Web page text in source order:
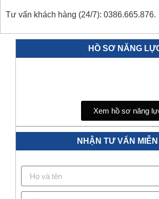
Tư vấn khách hàng (24/7): 0386.665.876.
HỒ SƠ NĂNG
Xem hồ sơ năng
NHẬN TƯ VẤN MIỄN